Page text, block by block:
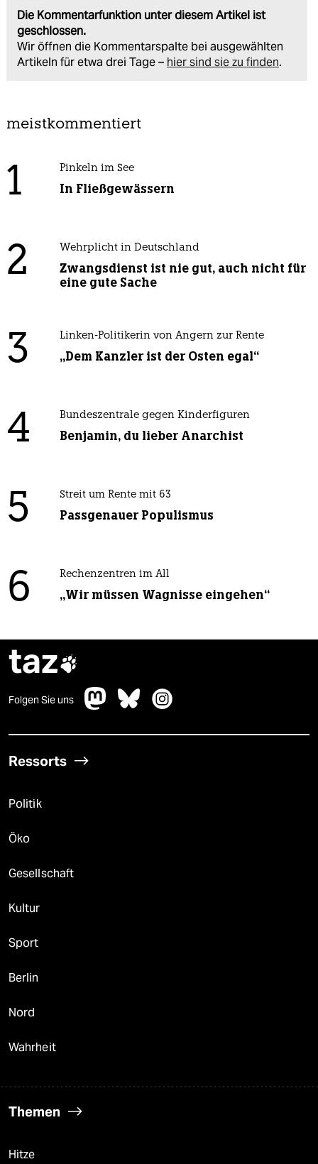
Die Kommentarfunktion unter diesem Artikel ist
geschlossen.
Wir öffnen die Kommentarspalte bei ausgewählten
Artikeln für etwa drei Tage – hier sind sie zu finden.
meistkommentiert
1 Pinkeln im See
In Fließgewässern
2 Wehrplicht in Deutschland
Zwangsdienst ist nie gut, auch nicht für
eine gute Sache
3 Linken-Politikerin von Angern zur Rente
„Dem Kanzler ist der Osten egal“
4 Bundeszentrale gegen Kinderfiguren
Benjamin, du lieber Anarchist
5 Streit um Rente mit 63
Passgenauer Populismus
6 Rechenzentren im All
„Wir müssen Wagnisse eingehen“
taz
Folgen Sie uns
Ressorts
Politik
Öko
Gesellschaft
Kultur
Sport
Berlin
Nord
Wahrheit
Themen
Hitze